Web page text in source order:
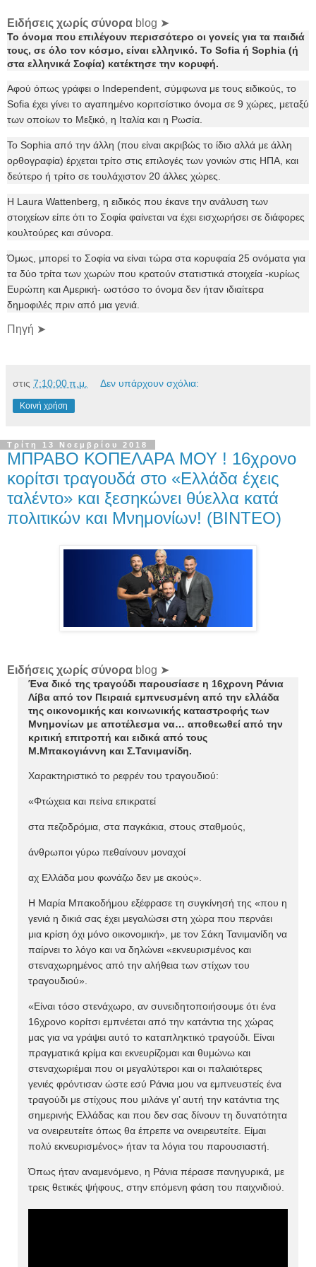
Ειδήσεις χωρίς σύνορα blog ➤
Το όνομα που επιλέγουν περισσότερο οι γονείς για τα παιδιά
τους, σε όλο τον κόσμο, είναι ελληνικό. Το Sofia ή Sophia (ή
στα ελληνικά Σοφία) κατέκτησε την κορυφή.
Αφού όπως γράφει ο Independent, σύμφωνα με τους ειδικούς, το
Sofia έχει γίνει το αγαπημένο κοριτσίστικο όνομα σε 9 χώρες, μεταξύ
των οποίων το Μεξικό, η Ιταλία και η Ρωσία.
Το Sophia από την άλλη (που είναι ακριβώς το ίδιο αλλά με άλλη
ορθογραφία) έρχεται τρίτο στις επιλογές των γονιών στις ΗΠΑ, και
δεύτερο ή τρίτο σε τουλάχιστον 20 άλλες χώρες.
Η Laura Wattenberg, η ειδικός που έκανε την ανάλυση των
στοιχείων είπε ότι το Σοφία φαίνεται να έχει εισχωρήσει σε διάφορες
κουλτούρες και σύνορα.
Όμως, μπορεί το Σοφία να είναι τώρα στα κορυφαία 25 ονόματα για
τα δύο τρίτα των χωρών που κρατούν στατιστικά στοιχεία -κυρίως
Ευρώπη και Αμερική- ωστόσο το όνομα δεν ήταν ιδιαίτερα
δημοφιλές πριν από μια γενιά.
Πηγή ➤
στις 7:10:00 π.μ. Δεν υπάρχουν σχόλια:
Κοινή χρήση
Τρίτη 13 Νοεμβρίου 2018
ΜΠΡΑΒΟ ΚΟΠΕΛΑΡΑ ΜΟΥ ! 16χρονο
κορίτσι τραγουδά στο «Ελλάδα έχεις
ταλέντο» και ξεσηκώνει θύελλα κατά
πολιτικών και Μνημονίων! (BINTEO)
Ειδήσεις χωρίς σύνορα blog ➤
Ένα δικό της τραγούδι παρουσίασε η 16χρονη Ράνια
Λίβα από τον Πειραιά εμπνευσμένη από την ελλάδα
της οικονομικής και κοινωνικής καταστροφής των
Μνημονίων με αποτέλεσμα να… αποθεωθεί από την
κριτική επιτροπή και ειδικά από τους
Μ.Μπακογιάννη και Σ.Τανιμανίδη.
Χαρακτηριστικό το ρεφρέν του τραγουδιού:
«Φτώχεια και πείνα επικρατεί
στα πεζοδρόμια, στα παγκάκια, στους σταθμούς,
άνθρωποι γύρω πεθαίνουν μοναχοί
αχ Ελλάδα μου φωνάζω δεν με ακούς».
Η Μαρία Μπακοδήμου εξέφρασε τη συγκίνησή της «που η
γενιά η δικιά σας έχει μεγαλώσει στη χώρα που περνάει
μια κρίση όχι μόνο οικονομική», με τον Σάκη Τανιμανίδη να
παίρνει το λόγο και να δηλώνει «εκνευρισμένος και
στεναχωρημένος από την αλήθεια των στίχων του
τραγουδιού».
«Είναι τόσο στενάχωρο, αν συνειδητοποιήσουμε ότι ένα
16χρονο κορίτσι εμπνέεται από την κατάντια της χώρας
μας για να γράψει αυτό το καταπληκτικό τραγούδι. Είναι
πραγματικά κρίμα και εκνευρίζομαι και θυμώνω και
στεναχωριέμαι που οι μεγαλύτεροι και οι παλαιότερες
γενιές φρόντισαν ώστε εσύ Ράνια μου να εμπνευστείς ένα
τραγούδι με στίχους που μιλάνε γι’ αυτή την κατάντια της
σημερινής Ελλάδας και που δεν σας δίνουν τη δυνατότητα
να ονειρευτείτε όπως θα έπρεπε να ονειρευτείτε. Είμαι
πολύ εκνευρισμένος» ήταν τα λόγια του παρουσιαστή.
Όπως ήταν αναμενόμενο, η Ράνια πέρασε πανηγυρικά, με
τρεις θετικές ψήφους, στην επόμενη φάση του παιχνιδιού.